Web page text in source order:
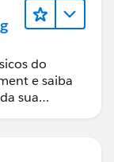
do
e saiba
sua